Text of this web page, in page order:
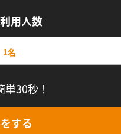
利用人数
30秒！
する